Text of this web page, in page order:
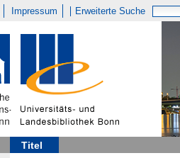
Impressum Erweiterte Suche
Titel